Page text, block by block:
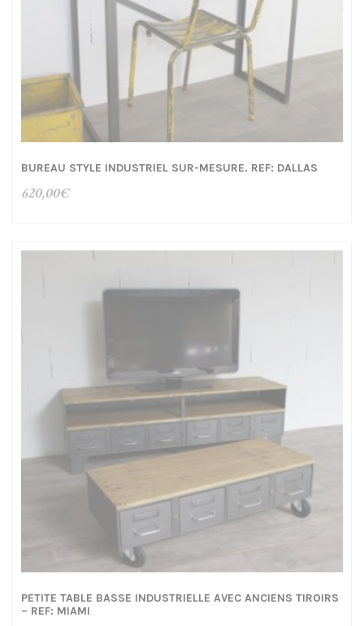
BUREAU STYLE INDUSTRIEL SUR-MESURE. REF: DALLAS
620,00€
PETITE TABLE BASSE INDUSTRIELLE AVEC ANCIENS TIROIRS
– REF: MIAMI